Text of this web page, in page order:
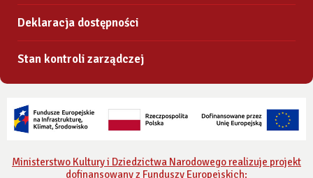
Deklaracja dostępności
Stan kontroli zarządczej
Ministerstwo Kultury i Dziedzictwa Narodowego realizuje projekt
dofinansowany z Funduszy Europejskich: